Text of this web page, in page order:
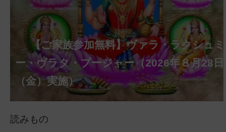
【ご家族参加無料】アーディ・アマーヴ
ァシャー・プージャー（2026年８月12日
（水）実施）
【ご家族参加無料】ラクシュミー・クベ
ーラ・マンスリー・プージャー（2026年８
月12日（水）実施）
【ご家族参加無料】ナーガ・パンチャミ
ー・プージャー（2026年８月17日（月）実
施）
【ご家族参加無料】ヴァラ・ラクシュミ
ー・ヴラタ・プージャー（2026年８月28日
（金）実施）
【ご家族参加無料】サンカタハラ・チャ
トゥルティー・プージャー（2026年８月31
日（月）実施）
【ご家族参加無料】クリシュナ・ジャヤン
ティー・プージャー（2026年９月４日
（金）実施）
【ご家族参加無料】ガネーシャ・チャト
ゥルティー・プージャー（2026年９月14日
（月）実施）
【ご家族参加無料】マハーラクシュミ
ー・ヴラタ・プージャー（2026年９月19日
（土）実施）
第220回グループ・ホーマ（ナーガ・パ
ンチャミー、2026年８月17日（月）実施）
第221回グループ・ホーマ（ガーヤトリ
ー・ジャヤンティー、2026年８月28日
（金）実施）
アンナダーナ・プロジェクト（食事の奉
仕）
ポストコロナ福祉活動支援募金
読みもの